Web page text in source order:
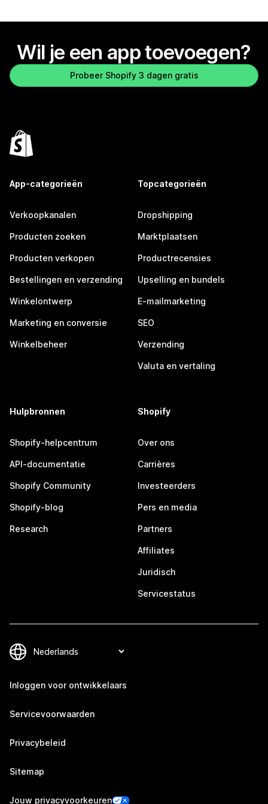
Wil je een app toevoegen?
Probeer Shopify 3 dagen gratis
App-categorieën
Verkoopkanalen
Producten zoeken
Producten verkopen
Bestellingen en verzending
Winkelontwerp
Marketing en conversie
Winkelbeheer
Topcategorieën
Dropshipping
Marktplaatsen
Productrecensies
Upselling en bundels
E-mailmarketing
SEO
Verzending
Valuta en vertaling
Hulpbronnen
Shopify-helpcentrum
API-documentatie
Shopify Community
Shopify-blog
Research
Shopify
Over ons
Carrières
Investeerders
Pers en media
Partners
Affiliates
Juridisch
Servicestatus
Inloggen voor ontwikkelaars
Servicevoorwaarden
Privacybeleid
Sitemap
Jouw privacyvoorkeuren